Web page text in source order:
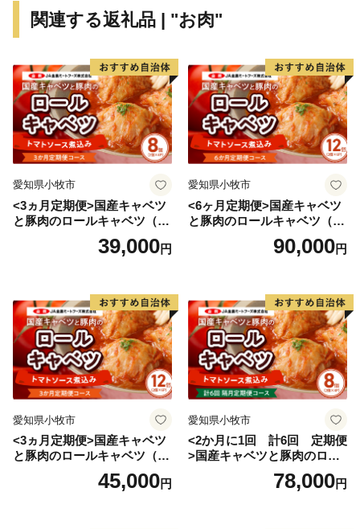
発送停止に伴い、ポータルサイトに掲載の期日よりも、
ご迷惑をおかけいたしますが、何卒ご理解のほどお願い
申し上げます。
関連する返礼品 | "お肉"
愛知県小牧市
<3ヵ月定期便>国産キャベツ
と豚肉のロールキャベツ（4P
39,000円
愛知県小牧市
<6ヶ月定期便>国産キャベツ
と豚肉のロールキャベツ（6P
90,000円
愛知県小牧市
<3ヵ月定期便>国産キャベツ
と豚肉のロールキャベツ（6P
45,000円
愛知県小牧市
<2か月に1回 計6回 定期便
>国産キャベツと豚肉のロー
ルキャベツ（4P入り）
78,000円